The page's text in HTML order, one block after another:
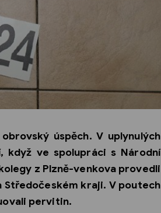
úspěch. V uplynulých
když ve spolupráci s Národní
z Plzně-venkova provedli
Středočeském kraji. V poutech
pervitin.